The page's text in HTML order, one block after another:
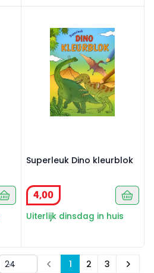
Superleuk Dino kleurblok
4,00
Uiterlijk dinsdag in huis
Prev 1 2 3 Next